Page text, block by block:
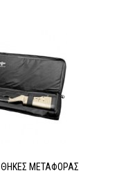
ΘΉΚΕΣ ΜΕΤΑΦΟΡΆΣ